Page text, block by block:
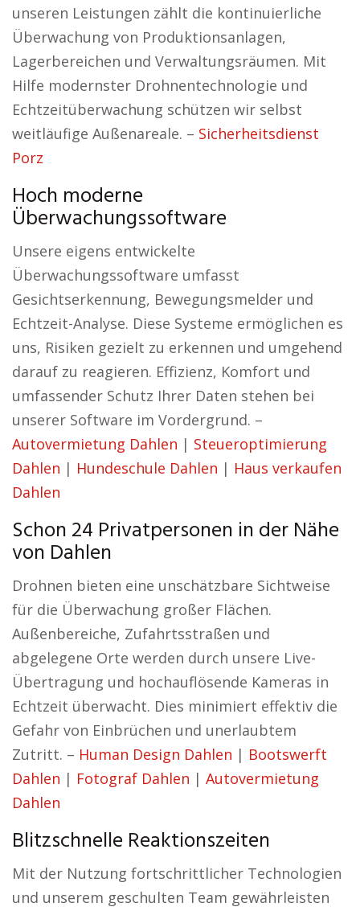
unseren Leistungen zählt die kontinuierliche
Überwachung von Produktionsanlagen,
Lagerbereichen und Verwaltungsräumen. Mit
Hilfe modernster Drohnentechnologie und
Echtzeitüberwachung schützen wir selbst
weitläufige Außenareale. – Sicherheitsdienst
Porz
Hoch moderne
Überwachungssoftware
Unsere eigens entwickelte
Überwachungssoftware umfasst
Gesichtserkennung, Bewegungsmelder und
Echtzeit-Analyse. Diese Systeme ermöglichen es
uns, Risiken gezielt zu erkennen und umgehend
darauf zu reagieren. Effizienz, Komfort und
umfassender Schutz Ihrer Daten stehen bei
unserer Software im Vordergrund. –
Autovermietung Dahlen | Steueroptimierung
Dahlen | Hundeschule Dahlen | Haus verkaufen
Dahlen
Schon 24 Privatpersonen in der Nähe
von Dahlen
Drohnen bieten eine unschätzbare Sichtweise
für die Überwachung großer Flächen.
Außenbereiche, Zufahrtsstraßen und
abgelegene Orte werden durch unsere Live-
Übertragung und hochauflösende Kameras in
Echtzeit überwacht. Dies minimiert effektiv die
Gefahr von Einbrüchen und unerlaubtem
Zutritt. – Human Design Dahlen | Bootswerft
Dahlen | Fotograf Dahlen | Autovermietung
Dahlen
Blitzschnelle Reaktionszeiten
Mit der Nutzung fortschrittlicher Technologien
und unserem geschulten Team gewährleisten